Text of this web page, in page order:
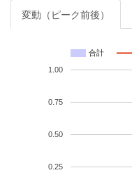
変動（ピーク前後）
合計
0.25
0.50
0.75
1.00